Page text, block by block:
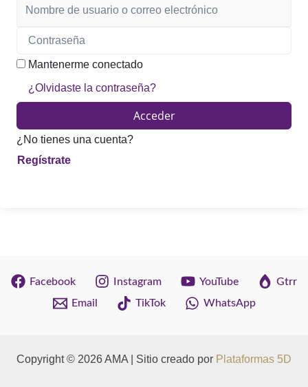
Mantenerme conectado
¿Olvidaste la contraseña?
Acceder
¿No tienes una cuenta?
Facebook Instagram YouTube
Gtrr
Email
TikTok WhatsApp
Copyright © 2026 AMA | Sitio creado por Plataformas 5D